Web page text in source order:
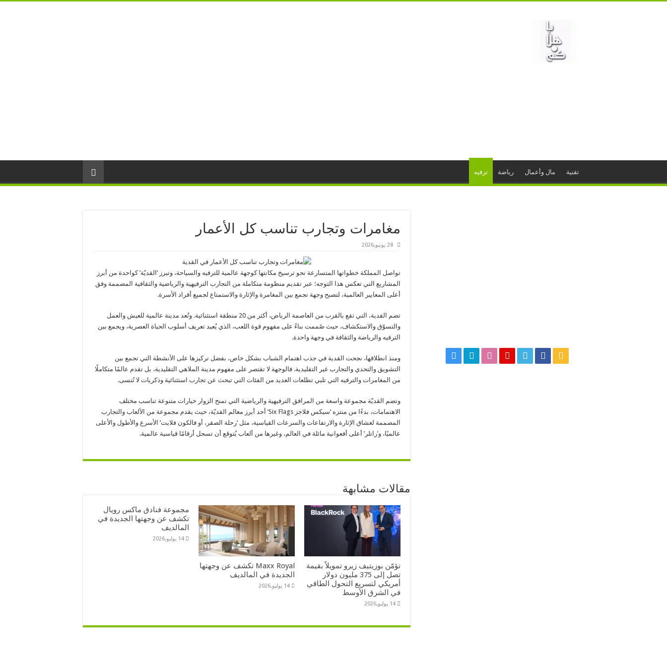
تقنية مال وأعمال رياضة ترفيه
مغامرات وتجارب تناسب كل الأعمار
28 يونيو,2026
تواصل المملكة خطواتها المتسارعة نحو ترسيخ مكانتها كوجهة عالمية للترفيه والسياحة، وتبرز ‘القديّة’ كواحدة من أبرز
المشاريع التي تعكس هذا التوجه؛ عبر تقديم منظومة متكاملة من التجارب الترفيهية والرياضية والثقافية المصممة وفق
أعلى المعايير العالمية، لتصبح وجهة تجمع بين المغامرة والإثارة والاستمتاع لجميع أفراد الأسرة.
تضم القدية، التي تقع بالقرب من العاصمة الرياض، أكثر من 20 منطقة استثنائية. وتُعد مدينة عالمية للعيش والعمل
والتسوّق والاستكشاف، حيث صُممت بناءً على مفهوم قوة اللعب، الذي يُعيد تعريف أسلوب الحياة العصرية، ويجمع بين
الترفيه والرياضة والثقافة في وجهة واحدة.
ومنذ انطلاقها، نجحت القدية في جذب اهتمام الشباب بشكل خاص، بفضل تركيزها على الأنشطة التي تجمع بين
التشويق والتحدي والتجارب غير التقليدية. فالوجهة لا تقتصر على مفهوم مدينة الملاهي التقليدية، بل تقدم عالمًا متكاملًا
من المغامرات والترفيه التي تلبي تطلعات العديد من الفئات التي تبحث عن تجارب استثنائية وذكريات لا تُنسى.
وتضم القديّة مجموعة واسعة من المرافق الترفيهية والرياضية التي تمنح الزوار خيارات متنوعة تناسب مختلف
الاهتمامات، بدءًا من منتزه ‘سيكس فلاجز Six Flags’ أحد أبرز معالم القديّة، حيث يقدم مجموعة من الألعاب والتجارب
المصممة لعشاق الإثارة والارتفاعات والسرعات القياسية، مثل ‘رحلة الصقر، أو فالكون فلايت’ الأسرع والأطول والأعلى
عالميًا، و’راتلر’ أعلى أفعوانية مائلة في العالم، وغيرها من ألعاب يُتوقع أن تسجل أرقامًا قياسية عالمية.
مقالات مشابهة
تؤمّن بوزيتيف زيرو تمويلاً بقيمة
تصل إلى 375 مليون دولار
أمريكي لتسريع التحول الطاقي
في الشرق الأوسط
14 يوليو,2026
Maxx Royal تكشف عن وجهتها
الجديدة في المالديف
14 يوليو,2026
مجموعة فنادق ماكس رويال
تكشف عن وجهتها الجديدة في
المالديف
14 يوليو,2026